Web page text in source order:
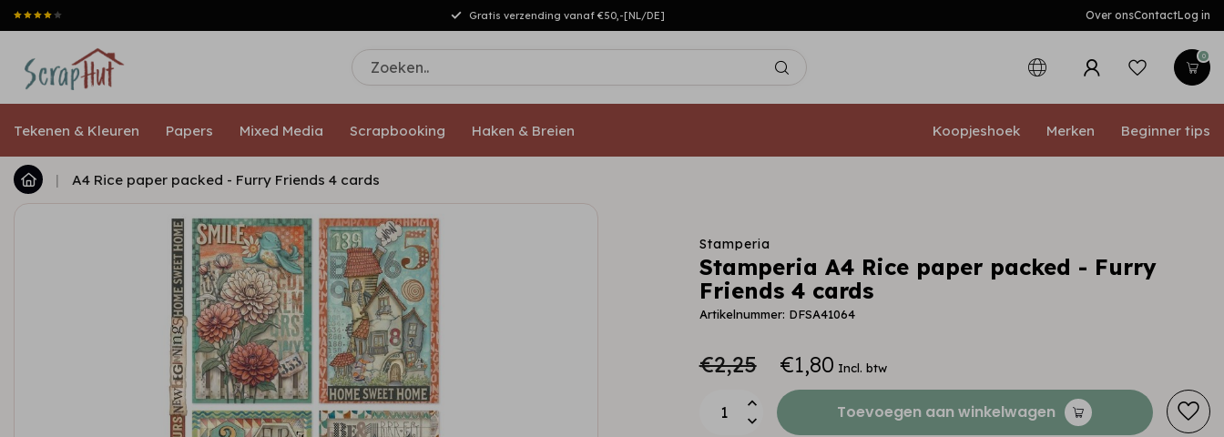
Gratis verzending vanaf €50,-[NL/DE] Over onsContactLog in
0
Tekenen & Kleuren Papers Mixed Media Scrapbooking Haken & Breien Koopjeshoek Merken Beginner tips
| A4 Rice paper packed - Furry Friends 4 cards
Stamperia
Stamperia A4 Rice paper packed - Furry
Friends 4 cards
Artikelnummer: DFSA41064
€2,25 €1,80 Incl. btw
Toevoegen aan winkelwagen